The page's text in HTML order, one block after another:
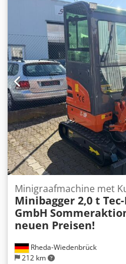
greppelbak Chjdpfxjzr
mogelijk Financiering vanaf
tussenverkoop
vermelde gegevens zijn
dienen niet als
verkoper is niet
dataoverdrachtsfouten. De
uitrustingselementen
gecontroleerd. Alle
bindend! Levering in heel
Openingstijden: maandag
tot 17:00 uur Vrijdag van
afspraak!!!
Rheda-Wiedenbrück
212 km
Minigraafmachine met
Minibagger 2,0 t
GmbH
neuen Preisen!